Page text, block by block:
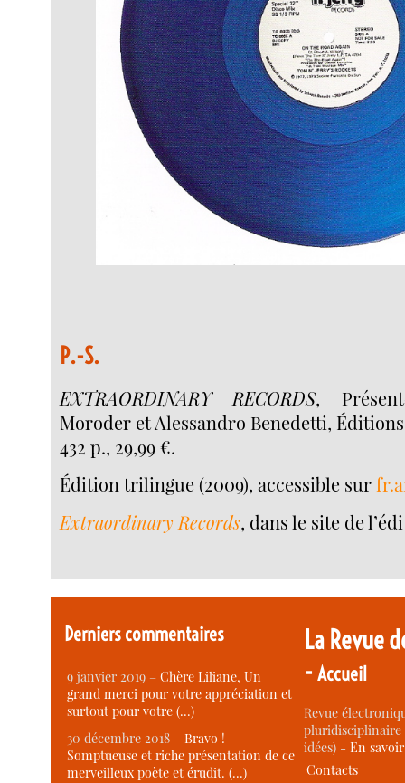
P.-S.
EXTRAORDINARY RECORDS,
Moroder et Alessandro Benedetti,
432 p., 29,99 €.
Édition trilingue (2009), accessible sur
Extraordinary Records, dans le site de
Derniers commentaires
9 janvier 2019 –Chère Liliane, Un
grand merci pour votre appréciation et
surtout pour votre (…)
30 décembre 2018 –Bravo !
Somptueuse et riche présentation de ce
merveilleux poète et érudit. (…)
La Revue
-Accueil
Revue
idées) -En
Contacts